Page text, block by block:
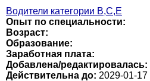
Водители категории В,С,Е
Опыт по специальности:
Возраст:
Образование:
Заработная плата:
Добавлена/редактировалась:
Действительна до: 2029-01-17